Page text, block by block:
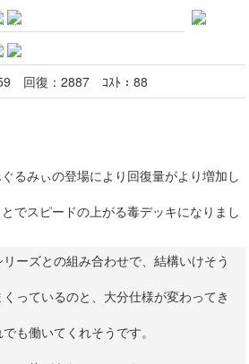
回復： 2887 ｺｽﾄ： 88
るみぃの登場により回復量がより増加し
でスピードの上がる毒デッキになりまし
ーズとの組み合わせで、結構いけそう
っているのと、大分仕様が変わってき
も働いてくれそうです。